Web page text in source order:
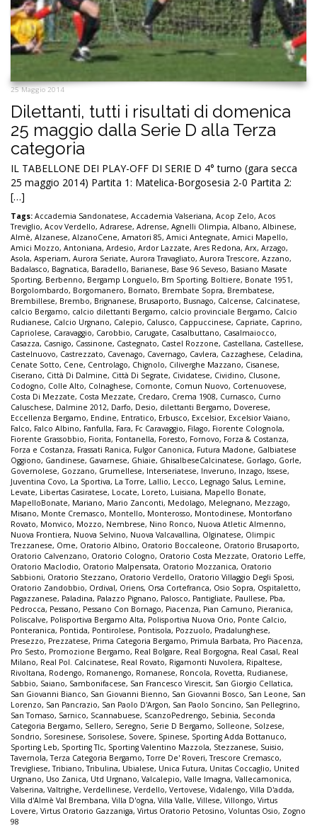
25 Maggio 2014
Dilettanti, tutti i risultati di domenica
25 maggio dalla Serie D alla Terza
categoria
IL TABELLONE DEI PLAY-OFF DI SERIE D 4° turno (gara secca
25 maggio 2014) Partita 1: Matelica-Borgosesia 2-0 Partita 2:
[…]
Tags: Accademia Sandonatese, Accademia Valseriana, Acop Zelo, Acos
Treviglio, Acov Verdello, Adrarese, Adrense, Agnelli Olimpia, Albano, Albinese,
Almè, Alzanese, AlzanoCene, Amatori 85, Amici Antegnate, Amici Mapello,
Amici Mozzo, Antoniana, Ardesio, Ardor Lazzate, Ares Redona, Arx, Arzago,
Asola, Asperiam, Aurora Seriate, Aurora Travagliato, Aurora Trescore, Azzano,
Badalasco, Bagnatica, Baradello, Barianese, Base 96 Seveso, Basiano Masate
Sporting, Berbenno, Bergamp Longuelo, Bm Sporting, Boltiere, Bonate 1951,
Borgolombardo, Borgomanero, Bornato, Brembate Sopra, Brembatese,
Brembillese, Brembo, Brignanese, Brusaporto, Busnago, Calcense, Calcinatese,
calcio Bergamo, calcio dilettanti Bergamo, calcio provinciale Bergamo, Calcio
Rudianese, Calcio Urgnano, Calepio, Calusco, Cappuccinese, Capriate, Caprino,
Capriolese, Caravaggio, Carobbio, Carugate, Casalbuttano, Casalmaiocco,
Casazza, Casnigo, Cassinone, Castegnato, Castel Rozzone, Castellana, Castellese,
Castelnuovo, Castrezzato, Cavenago, Cavernago, Cavlera, Cazzaghese, Celadina,
Cenate Sotto, Cene, Centrolago, Chignolo, Ciliverghe Mazzano, Cisanese,
Ciserano, Città Di Dalmine, Città Di Segrate, Cividatese, Cividino, Clusone,
Codogno, Colle Alto, Colnaghese, Comonte, Comun Nuovo, Cortenuovese,
Costa Di Mezzate, Costa Mezzate, Credaro, Crema 1908, Curnasco, Curno
Caluschese, Dalmine 2012, Darfo, Desio, dilettanti Bergamo, Doverese,
Eccellenza Bergamo, Endine, Entratico, Erbusco, Excelsior, Excelsior Vaiano,
Falco, Falco Albino, Fanfulla, Fara, Fc Caravaggio, Filago, Fiorente Colognola,
Fiorente Grassobbio, Fiorita, Fontanella, Foresto, Fornovo, Forza & Costanza,
Forza e Costanza, Frassati Ranica, Fulgor Canonica, Futura Madone, Galbiatese
Oggiono, Gandinese, Gavarnese, Ghiaie, GhisalbeseCalcinatese, Gorlago, Gorle,
Governolese, Gozzano, Grumellese, Interseriatese, Inveruno, Inzago, Issese,
Juventina Covo, La Sportiva, La Torre, Lallio, Lecco, Legnago Salus, Lemine,
Levate, Libertas Casiratese, Locate, Loreto, Luisiana, Mapello Bonate,
MapelloBonate, Mariano, Mario Zanconti, Medolago, Melegnano, Mezzago,
Misano, Monte Cremasco, Montello, Monterosso, Montodinese, Montorfano
Rovato, Monvico, Mozzo, Nembrese, Nino Ronco, Nuova Atletic Almenno,
Nuova Frontiera, Nuova Selvino, Nuova Valcavallina, Olginatese, Olimpic
Trezzanese, Ome, Oratorio Albino, Oratorio Boccaleone, Oratorio Brusaporto,
Oratorio Calvenzano, Oratorio Cologno, Oratorio Costa Mezzate, Oratorio Leffe,
Oratorio Maclodio, Oratorio Malpensata, Oratorio Mozzanica, Oratorio
Sabbioni, Oratorio Stezzano, Oratorio Verdello, Oratorio Villaggio Degli Sposi,
Oratorio Zandobbio, Ordival, Oriens, Orsa Cortefranca, Osio Sopra, Ospitaletto,
Pagazzanese, Paladina, Palazzo Pignano, Palosco, Pantigliate, Paullese, Pba,
Pedrocca, Pessano, Pessano Con Bornago, Piacenza, Pian Camuno, Pieranica,
Poliscalve, Polisportiva Bergamo Alta, Polisportiva Nuova Orio, Ponte Calcio,
Ponteranica, Pontida, Pontirolese, Pontisola, Pozzuolo, Pradalunghese,
Presezzo, Prezzatese, Prima Categoria Bergamo, Primula Barbata, Pro Piacenza,
Pro Sesto, Promozione Bergamo, Real Bolgare, Real Borgogna, Real Casal, Real
Milano, Real Pol. Calcinatese, Real Rovato, Rigamonti Nuvolera, Ripaltese,
Rivoltana, Rodengo, Romanengo, Romanese, Roncola, Rovetta, Rudianese,
Sabbio, Saiano, Sambonifacese, San Francesco Virescit, San Giorgio Cellatica,
San Giovanni Bianco, San Giovanni Bienno, San Giovanni Bosco, San Leone, San
Lorenzo, San Pancrazio, San Paolo D'Argon, San Paolo Soncino, San Pellegrino,
San Tomaso, Sarnico, Scannabuese, ScanzoPedrengo, Sebinia, Seconda
Categoria Bergamo, Sellero, Seregno, Serie D Bergamo, Solleone, Solzese,
Sondrio, Soresinese, Sorisolese, Sovere, Spinese, Sporting Adda Bottanuco,
Sporting Leb, Sporting Tlc, Sporting Valentino Mazzola, Stezzanese, Suisio,
Tavernola,Terza Categoria Bergamo,Torre De' Roveri,Trescore Cremasco,
Trevigliese,Tribiano,Tribulina, Ubialese, Unica Futura, Unitas Coccaglio, United
Urgnano, Uso Zanica, Utd Urgnano, Valcalepio, Valle Imagna, Vallecamonica,
Valserina, Valtrighe, Verdellinese, Verdello, Vertovese, Vidalengo, Villa D'adda,
Villa d'Almè Val Brembana, Villa D'ogna, Villa Valle, Villese, Villongo, Virtus
Lovere, Virtus Oratorio Gazzaniga, Virtus Oratorio Petosino, Voluntas Osio, Zogno
98